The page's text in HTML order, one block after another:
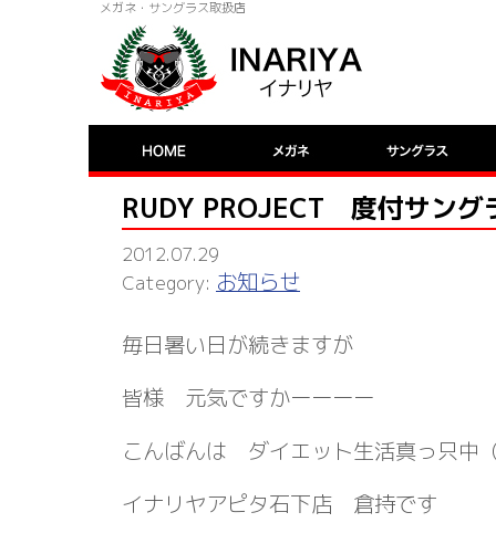
メガネ・サングラス取扱店
RUDY PROJECT 度付サン
2012.07.29
お知らせ
毎日暑い日が続きますが
皆様 元気ですかーーーー
こんばんは ダイエット生活真っ只
イナリヤアピタ石下店 倉持です